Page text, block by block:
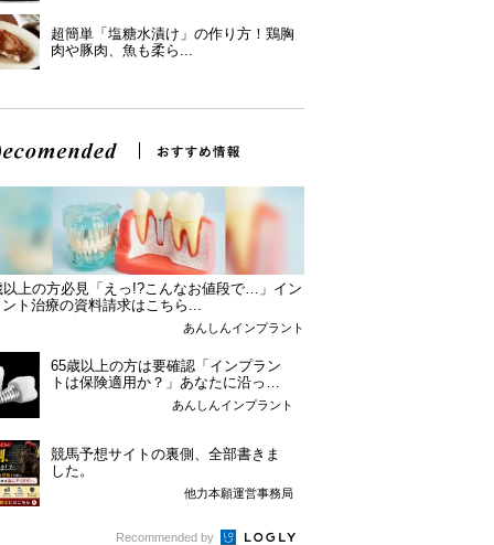
超簡単「塩糖水漬け」の作り方！鶏胸
肉や豚肉、魚も柔ら...
以上の方必見「えっ!?こんなお値段で…」イン
ト治療の資料請求はこちら...
あんしんインプラント
65歳以上の方は要確認「インプラン
トは保険適用か？」あなたに沿った
あんしんインプラント
競馬予想サイトの裏側、全部書きま
した。
他力本願運営事務局
Recommended by